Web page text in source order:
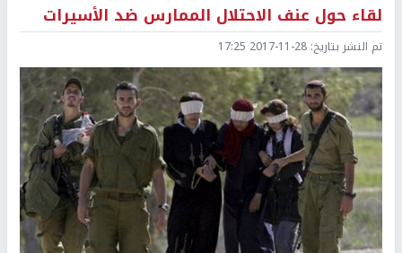
لقاء حول عنف الاحتلال الممارس ضد الأسيرات
تم النشر بتاريخ: 2017-11-28 17:25